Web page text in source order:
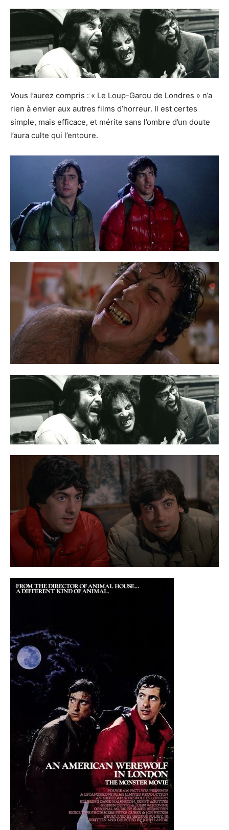
Vous l’aurez compris : « Le Loup-Garou de Londres » n’a
rien à envier aux autres films d’horreur. Il est certes
simple, mais efficace, et mérite sans l’ombre d’un doute
l’aura culte qui l’entoure.